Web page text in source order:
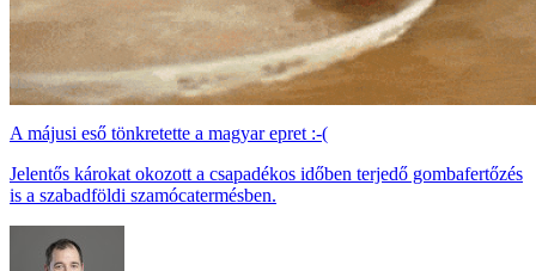
A májusi eső tönkretette a magyar epret :-(
Jelentős károkat okozott a csapadékos időben terjedő gombafertőzés
is a szabadföldi szamócatermésben.